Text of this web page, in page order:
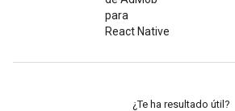
para
React Native
¿Te ha resultado útil?